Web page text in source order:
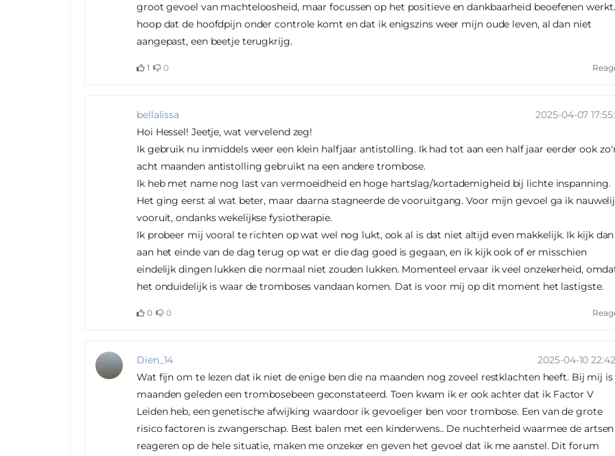
groot gevoel van machteloosheid, maar focussen op het positieve en dankbaarheid beoefenen
hoop dat de hoofdpijn onder controle komt en dat ik enigszins weer mijn oude leven, al dan niet
aangepast, een beetje terugkrijg.
1 0
bellalissa
2025-04-07
Hoi Hessel! Jeetje, wat vervelend zeg!
Ik gebruik nu inmiddels weer een klein halfjaar antistolling. Ik had tot aan een half jaar eerder ook
acht maanden antistolling gebruikt na een andere trombose.
Ik heb met name nog last van vermoeidheid en hoge hartslag/kortademigheid bij lichte inspanning.
Het ging eerst al wat beter, maar daarna stagneerde de vooruitgang. Voor mijn gevoel ga ik
vooruit, ondanks wekelijkse fysiotherapie.
Ik probeer mij vooral te richten op wat wel nog lukt, ook al is dat niet altijd even makkelijk. Ik kijk dan
aan het einde van de dag terug op wat er die dag goed is gegaan, en ik kijk ook of er misschien
eindelijk dingen lukken die normaal niet zouden lukken. Momenteel ervaar ik veel onzekerheid,
het onduidelijk is waar de tromboses vandaan komen. Dat is voor mij op dit moment het lastigste.
0 0
Dien_14
2025-04-10
Wat fijn om te lezen dat ik niet de enige ben die na maanden nog zoveel restklachten heeft. Bij mij is
maanden geleden een trombosebeen geconstateerd. Toen kwam ik er ook achter dat ik Factor V
Leiden heb, een genetische afwijking waardoor ik gevoeliger ben voor trombose. Een van de grote
risico factoren is zwangerschap. Best balen met een kinderwens.. De nuchterheid waarmee de artsen
reageren op de hele situatie, maken me onzeker en geven het gevoel dat ik me aanstel. Dit forum